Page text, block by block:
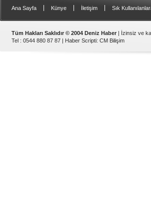
Ana Sayfa Künye İletişim Sık
Tüm Hakları Saklıdır © 2004 Deniz Haber | İzinsiz ve
Tel : 0544 880 87 87 | Haber Scripti: CM Bilişim